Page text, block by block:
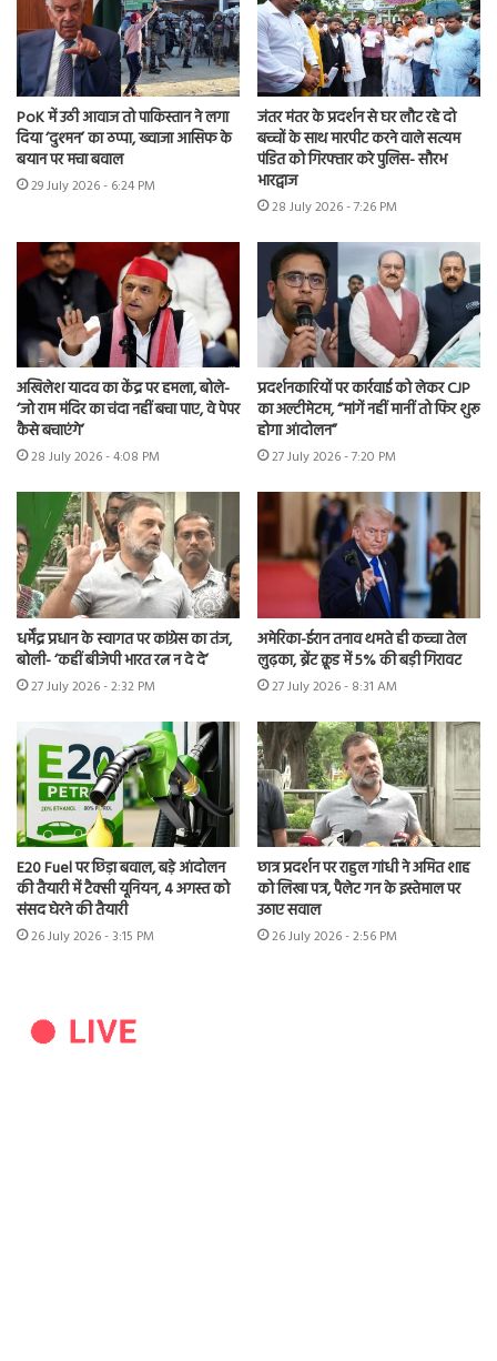
PoK में उठी आवाज तो पाकिस्तान ने लगा
दिया ‘दुश्मन’ का ठप्पा, ख्वाजा आसिफ के
बयान पर मचा बवाल
29 July 2026 - 6:24 PM
जंतर मंतर के प्रदर्शन से घर लौट रहे दो
बच्चों के साथ मारपीट करने वाले सत्यम
पंडित को गिरफ्तार करे पुलिस- सौरभ
भारद्वाज
28 July 2026 - 7:26 PM
अखिलेश यादव का केंद्र पर हमला, बोले-
‘जो राम मंदिर का चंदा नहीं बचा पाए, वे पेपर
कैसे बचाएंगे’
28 July 2026 - 4:08 PM
प्रदर्शनकारियों पर कार्रवाई को लेकर CJP
का अल्टीमेटम, “मांगें नहीं मानीं तो फिर शुरू
होगा आंदोलन”
27 July 2026 - 7:20 PM
धर्मेंद्र प्रधान के स्वागत पर कांग्रेस का तंज,
बोली- ‘कहीं बीजेपी भारत रत्न न दे दे’
27 July 2026 - 2:32 PM
अमेरिका-ईरान तनाव थमते ही कच्चा तेल
लुढ़का, ब्रेंट क्रूड में 5% की बड़ी गिरावट
27 July 2026 - 8:31 AM
E20 Fuel पर छिड़ा बवाल, बड़े आंदोलन
की तैयारी में टैक्सी यूनियन, 4 अगस्त को
संसद घेरने की तैयारी
26 July 2026 - 3:15 PM
छात्र प्रदर्शन पर राहुल गांधी ने अमित शाह
को लिखा पत्र, पैलेट गन के इस्तेमाल पर
उठाए सवाल
26 July 2026 - 2:56 PM